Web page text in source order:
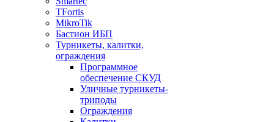
TFortis
MikroTik
Бастион ИБП
Турникеты, калитки,
ограждения
Программное
обеспечение СКУД
Уличные турникеты-
триподы
Ограждения